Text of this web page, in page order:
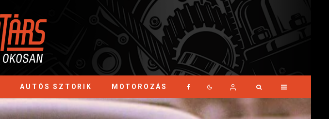
AUTÓS SZTORIK MOTOROZÁS